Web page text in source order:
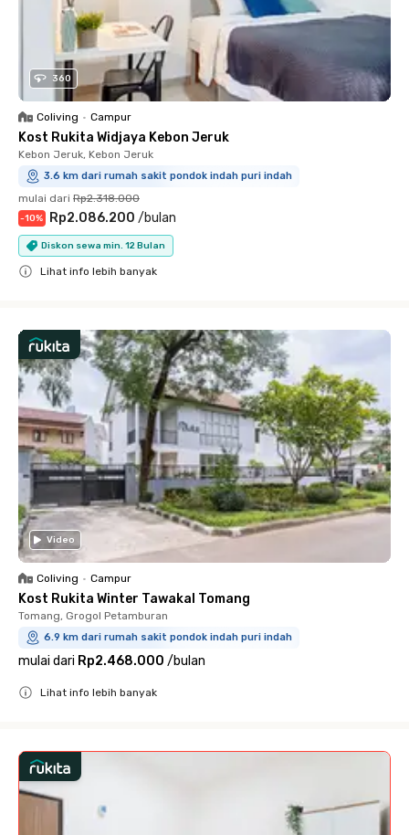
360
Coliving • Campur
Kost Rukita Widjaya Kebon Jeruk
Kebon Jeruk, Kebon Jeruk
3.6 km dari rumah sakit pondok indah puri indah
mulai dari Rp2.318.000
-10% Rp2.086.200 /bulan
Diskon sewa min. 12 Bulan
Lihat info lebih banyak
Video
Coliving • Campur
Kost Rukita Winter Tawakal Tomang
Tomang, Grogol Petamburan
6.9 km dari rumah sakit pondok indah puri indah
mulai dari Rp2.468.000 /bulan
Lihat info lebih banyak